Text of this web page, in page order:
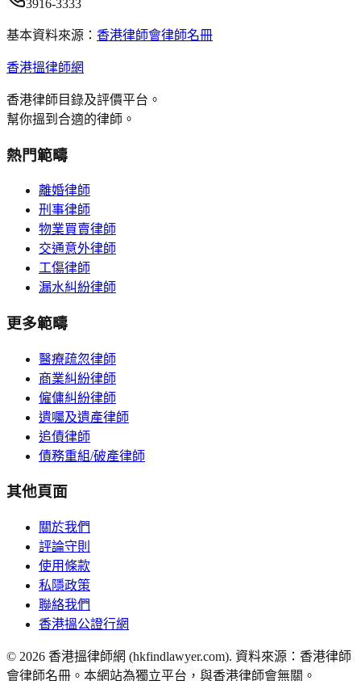
3916-3333
基本資料來源： 香港律師會律師名冊
香港搵律師網
香港律師目錄及評價平台。
幫你搵到合適的律師。
熱門範疇
離婚律師
刑事律師
物業買賣律師
交通意外律師
工傷律師
漏水糾紛律師
更多範疇
醫療疏忽律師
商業糾紛律師
僱傭糾紛律師
遺囑及遺產律師
追債律師
債務重組/破產律師
其他頁面
關於我們
評論守則
使用條款
私隱政策
聯絡我們
香港搵公證行網
© 2026 香港搵律師網 (hkfindlawyer.com). 資料來源：香港律師
會律師名冊。本網站為獨立平台，與香港律師會無關。